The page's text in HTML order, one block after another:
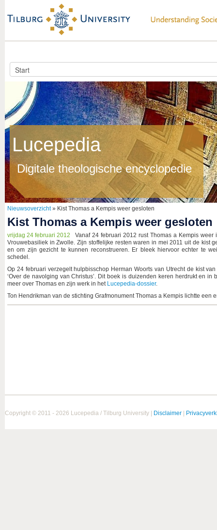
Lucepedia
Digitale theologische encyclopedie
Nieuwsoverzicht» Kist Thomas a Kempis weer gesloten
Kist Thomas a Kempis weer gesloten
vrijdag 24 februari 2012
Vanaf 24 februari 2012 rust Thomas a Kempis
Vrouwebasiliek in Zwolle. Zijn stoffelijke resten waren in mei 2011 uit de kist
en om zijn gezicht te kunnen reconstrueren. Er bleek hiervoor echter te
schedel.
Op 24 februari verzegelt hulpbisschop Herman Woorts van Utrecht de kist
‘Over de navolging van Christus’. Dit boek is duizenden keren herdrukt en in
meer over Thomas en zijn werk in het Lucepedia-dossier.
Ton Hendrikman van de stichting Grafmonument Thomas a Kempis lichtte een
Copyright © 2011 - 2026 Lucepedia / Tilburg University | Disclaimer